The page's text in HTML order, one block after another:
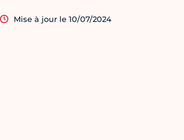
Mise à jour le 10/07/2024